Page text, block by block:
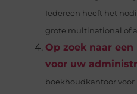
Iedereen heeft het
grote multinational of
Op zoek naar
voor uw
boekhoudkantoor